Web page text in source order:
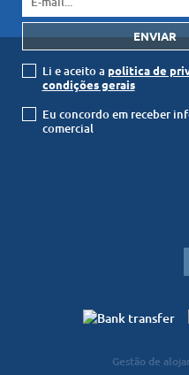
Li e aceito a politica de
condições gerais
Eu concordo em receber
comercial
Gestão de